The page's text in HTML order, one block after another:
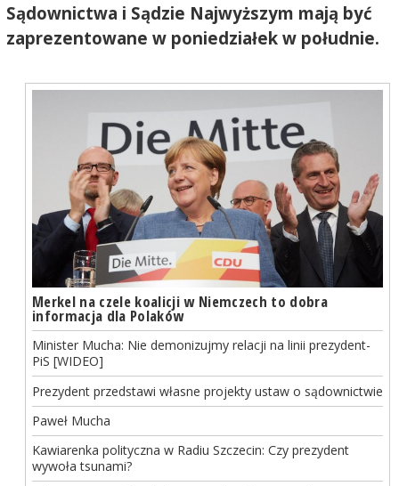
Sądownictwa i Sądzie Najwyższym mają być
zaprezentowane w poniedziałek w południe.
Merkel na czele koalicji w Niemczech to dobra
informacja dla Polaków
Minister Mucha: Nie demonizujmy relacji na linii prezydent-
PiS [WIDEO]
Prezydent przedstawi własne projekty ustaw o sądownictwie
Paweł Mucha
Kawiarenka polityczna w Radiu Szczecin: Czy prezydent
wywoła tsunami?